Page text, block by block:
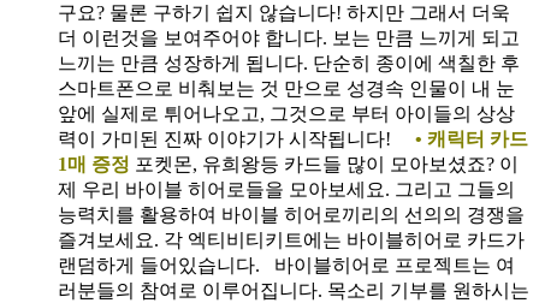
구요? 물론 구하기 쉽지 않습니다! 하지만 그래서 더욱
더 이런것을 보여주어야 합니다. 보는 만큼 느끼게 되고
느끼는 만큼 성장하게 됩니다. 단순히 종이에 색칠한 후
스마트폰으로 비춰보는 것 만으로 성경속 인물이 내 눈
앞에 실제로 튀어나오고, 그것으로 부터 아이들의 상상
력이 가미된 진짜 이야기가 시작됩니다! • 캐릭터 카드
1매 증정 포켓몬, 유희왕등 카드들 많이 모아보셨죠? 이
제 우리 바이블 히어로들을 모아보세요. 그리고 그들의
능력치를 활용하여 바이블 히어로끼리의 선의의 경쟁을
즐겨보세요. 각 엑티비티키트에는 바이블히어로 카드가
랜덤하게 들어있습니다. 바이블히어로 프로젝트는 여
러분들의 참여로 이루어집니다. 목소리 기부를 원하시는